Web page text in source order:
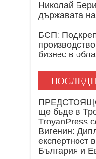
Николай
държавата
БСП:
бизнес в
ще бъде в
Вигенин:
експертност
България и